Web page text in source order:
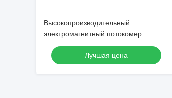
Высокопроизводительный
электромагнитный потокомер
GXEFM3000 для измерения скорости
потока в электропроводящих
жидкостях
Лучшая цена